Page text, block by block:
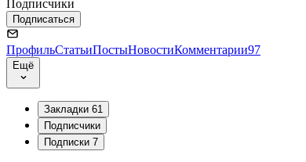
Подписчики
Подписаться
ПрофильСтатьиПостыНовостиКомментарии97
Ещё
Закладки 61
Подписчики
Подписки 7